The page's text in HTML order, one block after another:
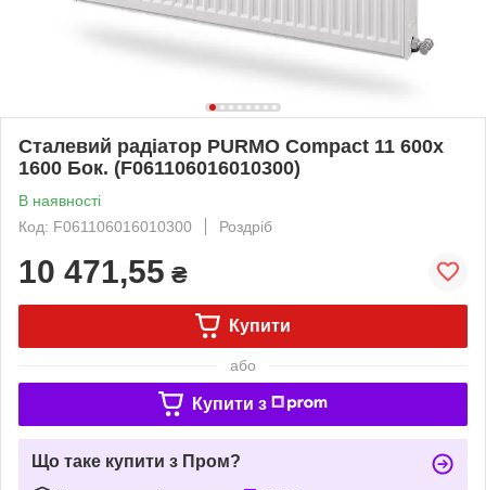
Сталевий радіатор PURMO Compact 11 600х
1600 Бок. (F061106016010300)
В наявності
Код: F061106016010300
Роздріб
10 471,55 ₴
Купити
або
Купити з
Що таке купити з Пром?